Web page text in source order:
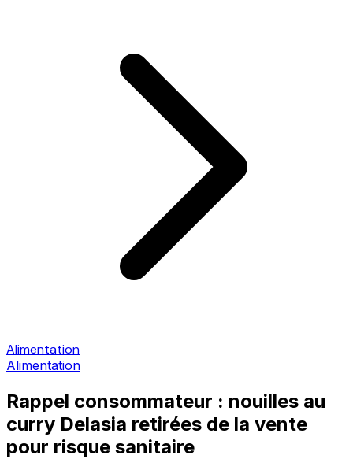
Alimentation
Alimentation
Rappel consommateur : nouilles au
curry Delasia retirées de la vente
pour risque sanitaire